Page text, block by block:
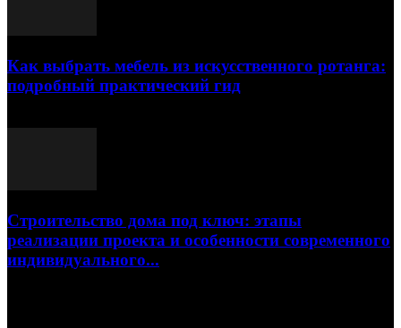
Как выбрать мебель из искусственного ротанга:
подробный практический гид
Строительство дома под ключ: этапы
реализации проекта и особенности современного
индивидуального...